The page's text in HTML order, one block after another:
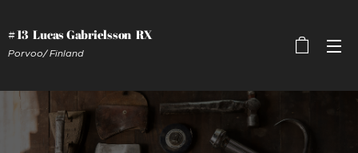
# 13 Lucas Gabrielsson RX
Porvoo/ Finland